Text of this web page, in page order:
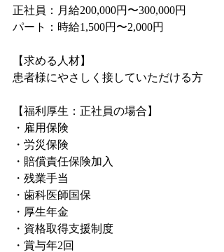
正社員：月給200,000円〜300,000円
パート：時給1,500円〜2,000円
【求める人材】
患者様にやさしく接していただける方
【福利厚生：正社員の場合】
・雇用保険
・労災保険
・賠償責任保険加入
・残業手当
・歯科医師国保
・厚生年金
・資格取得支援制度
・賞与年2回